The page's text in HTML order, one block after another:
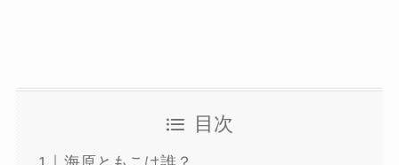
目次